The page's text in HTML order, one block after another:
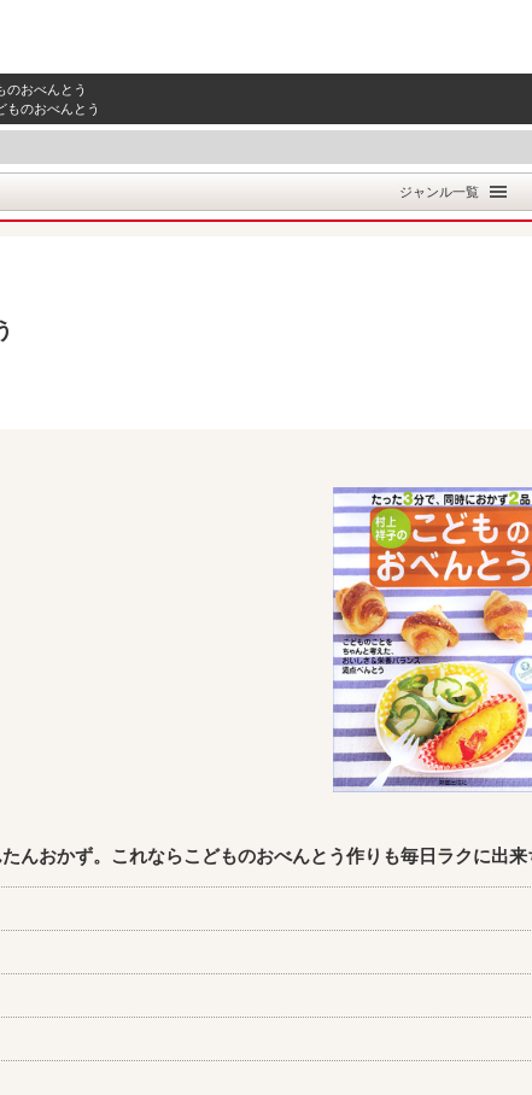
のおべんとう
ものおべんとう
ジャンル一覧
んおかず。これならこどものおべんとう作りも毎日ラクに出来